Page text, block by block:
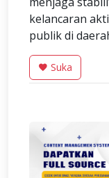
kelancaran
publik di
Suka